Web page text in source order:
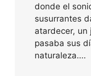
donde el
susurrantes
atardecer, un
pasaba sus
naturaleza….